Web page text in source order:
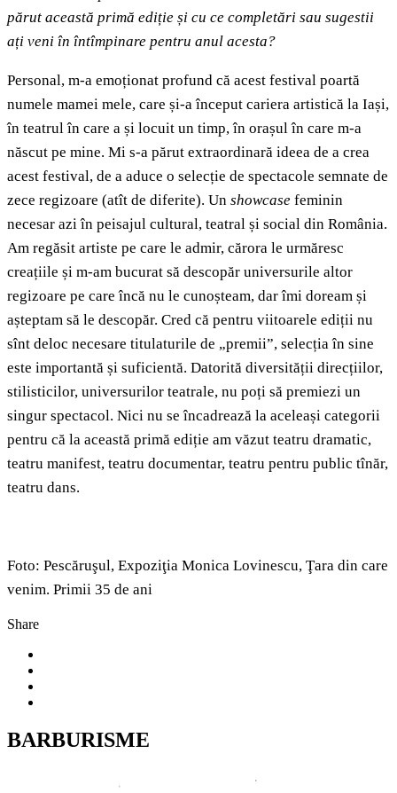
părut această primă ediție și cu ce completări sau sugestii
ați veni în întîmpinare pentru anul acesta?
Personal, m-a emoționat profund că acest festival poartă
numele mamei mele, care și-a început cariera artistică la Iași,
în teatrul în care a și locuit un timp, în orașul în care m-a
născut pe mine. Mi s-a părut extraordinară ideea de a crea
acest festival, de a aduce o selecție de spectacole semnate de
zece regizoare (atît de diferite). Un showcase feminin
necesar azi în peisajul cultural, teatral și social din România.
Am regăsit artiste pe care le admir, cărora le urmăresc
creațiile și m-am bucurat să descopăr universurile altor
regizoare pe care încă nu le cunoșteam, dar îmi doream și
așteptam să le descopăr. Cred că pentru viitoarele ediții nu
sînt deloc necesare titulaturile de „premii”, selecția în sine
este importantă și suficientă. Datorită diversității direcțiilor,
stilisticilor, universurilor teatrale, nu poți să premiezi un
singur spectacol. Nici nu se încadrează la aceleași categorii
pentru că la această primă ediție am văzut teatru dramatic,
teatru manifest, teatru documentar, teatru pentru public tînăr,
teatru dans.
Foto: Pescăruşul, Expoziţia Monica Lovinescu, Ţara din care
venim. Primii 35 de ani
Share
BARBURISME